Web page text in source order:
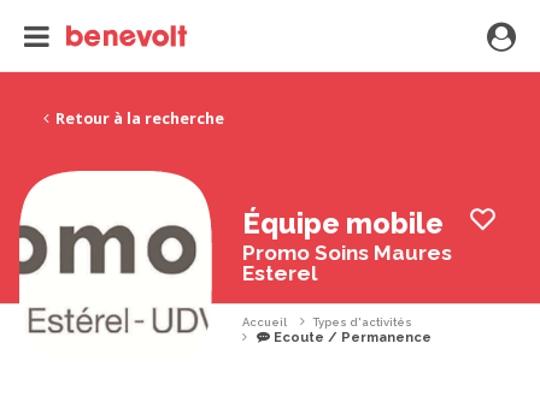
Retour à la recherche
Équipe mobile
Promo Soins Maures
Esterel
Accueil Types d'activités
Ecoute / Permanence